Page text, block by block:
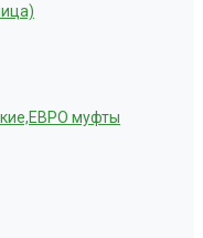
муфты